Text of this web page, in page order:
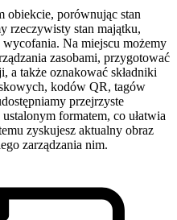
obiekcie, porównując stan
rzeczywisty stan majątku,
Na miejscu możemy
zasobami, przygotować
a także oznakować składniki
kodów QR, tagów
przejrzyste
formatem, co ułatwia
zyskujesz aktualny obraz
zarządzania nim.